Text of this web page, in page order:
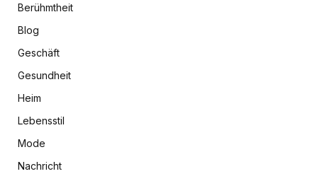
Berühmtheit
Blog
Geschäft
Gesundheit
Heim
Lebensstil
Mode
Nachricht